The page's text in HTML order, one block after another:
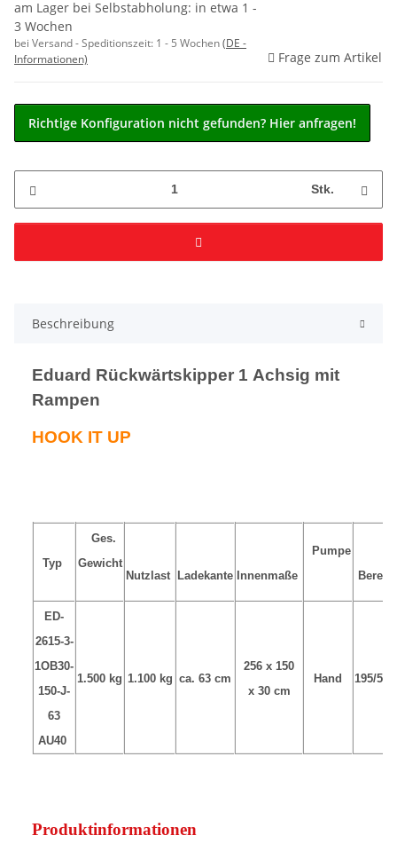
am Lager bei Selbstabholung: in etwa 1 -
3 Wochen
bei Versand - Speditionszeit: 1 - 5 Wochen(DE -
Informationen)
Frage zum Artikel
Richtige Konfiguration nicht gefunden? Hier anfragen!
Stk.
Beschreibung
Eduard Rückwärtskipper 1 Achsig mit
Rampen
HOOK IT UP
Typ
Ges.
Gewicht
Nutzlast
Ladekante Innenmaße
Pumpe
ED-
2615-3-
1OB30-
150-J-
63
AU40
1.500 kg 1.100 kg ca. 63 cm
256 x 150
x 30 cm
Hand 195/
Produktinformationen